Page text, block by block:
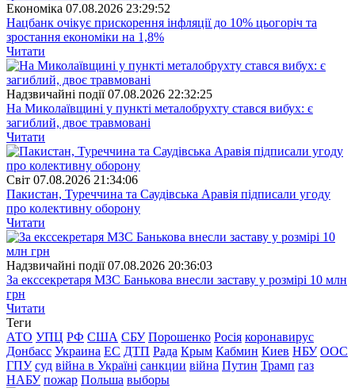
Економіка 07.08.2026 23:29:52
Нацбанк очікує прискорення інфляції до 10% цьогоріч та
зростання економіки на 1,8%
Читати
Надзвичайні події 07.08.2026 22:32:25
На Миколаївщині у пункті металобрухту стався вибух: є
загиблий, двоє травмовані
Читати
Свiт 07.08.2026 21:34:06
Пакистан, Туреччина та Саудівська Аравія підписали угоду
про колективну оборону
Читати
Надзвичайні події 07.08.2026 20:36:03
За екссекретаря МЗС Банькова внесли заставу у розмірі 10 млн
грн
Читати
Теги
АТО УПЦ РФ США СБУ Порошенко Росія коронавирус
Донбасс Украина ЕС ДТП Рада Крым Кабмин Киев НБУ ООС
ГПУ суд війна в Україні санкции війна Путин Трамп газ
НАБУ пожар Польша выборы